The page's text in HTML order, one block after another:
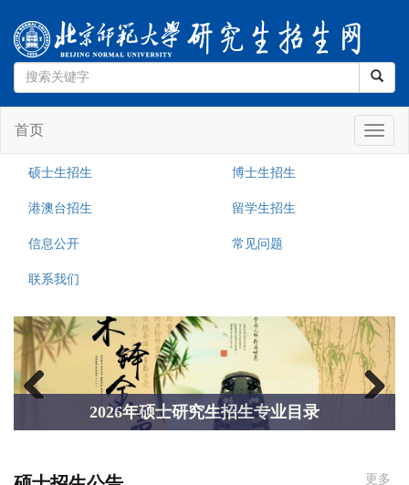
Toggle
首页
硕士生招生 博士生招生
港澳台招生 留学生招生
信息公开 常见问题
联系我们
2026年硕士研究生招生专业目录
更多